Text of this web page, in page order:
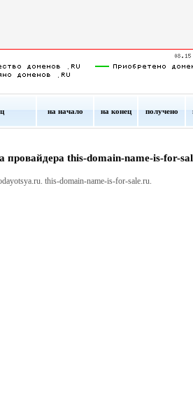
на начало на конец получено
провайдера this-domain-name-is-for-
this-domain-name-is-for-sale.ru.